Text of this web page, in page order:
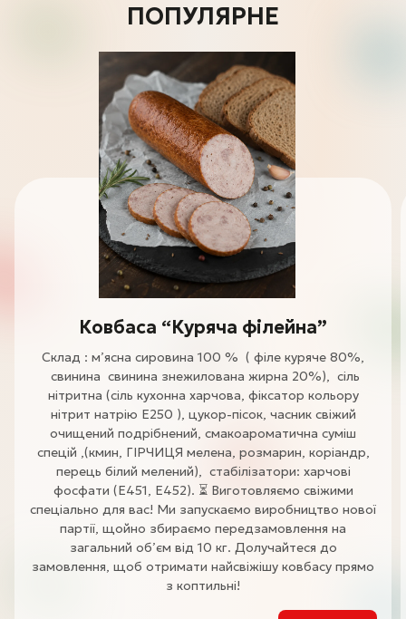
ПОПУЛЯРНЕ
Ковбаса “Куряча філейна”
Склад : м’ясна сировина 100 % ( філе куряче 80%,
свинина свинина знежилована жирна 20%), сіль
нітритна (сіль кухонна харчова, фіксатор кольору
нітрит натрію Е250 ), цукор-пісок, часник свіжий
очищений подрібнений, смакоароматична суміш
спецій ,(кмин, ГІРЧИЦЯ мелена, розмарин, коріандр,
перець білий мелений), стабілізатори: харчові
фосфати (E451, E452). ⏳ Виготовляємо свіжими
спеціально для вас! Ми запускаємо виробництво нової
партії, щойно збираємо передзамовлення на
загальний об’єм від 10 кг. Долучайтеся до
замовлення, щоб отримати найсвіжішу ковбасу прямо
з коптильні!